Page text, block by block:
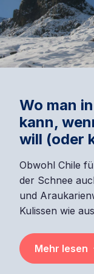
Wo man
kann,
will (oder
Obwohl Chile
der Schnee
und
Kulissen wie
Mehr lesen